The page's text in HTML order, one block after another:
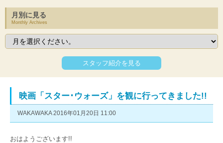
月別に見る
Monthly Archives
スタッフ紹介を見る
映画「スター･ウォーズ」を観に行ってきました!!
WAKAWAKA 2016年01月20日 11:00
おはようございます!!